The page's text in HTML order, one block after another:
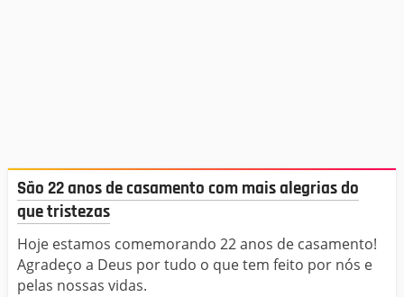
São 22 anos de casamento com mais alegrias do
que tristezas
Hoje estamos comemorando 22 anos de casamento!
Agradeço a Deus por tudo o que tem feito por nós e
pelas nossas vidas.